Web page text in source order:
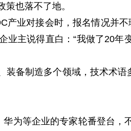
也落不了地。
对接会时，报名情况并不
主说得直白：“我做了20年
制造多个领域，技术术语
等企业的专家轮番登台，